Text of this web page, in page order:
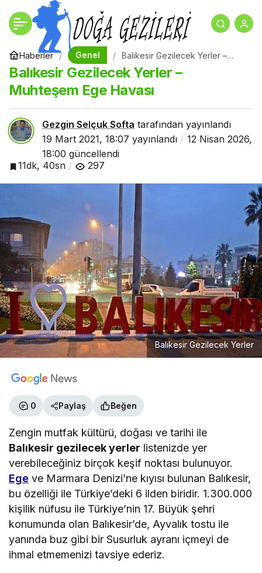
Haberler Genel
Balıkesir Gezilecek Yerler –
Muhteşem Ege Havası
Balıkesir Gezilecek Yerler –
Muhteşem Ege Havası
Gezgin Selçuk Softa tarafından yayınlandı
19 Mart 2021, 18:07 yayınlandı
12 Nisan 2026,
18:00 güncellendi
11dk, 40sn
297
Balıkesir Gezilecek Yerler
0 Paylaş Beğen
Zengin mutfak kültürü, doğası ve tarihi ile
Balıkesir gezilecek yerler listenizde yer
verebileceğiniz birçok keşif noktası bulunuyor.
Ege ve Marmara Denizi’ne kıyısı bulunan Balıkesir,
bu özelliği ile Türkiye’deki 6 ilden biridir. 1.300.000
kişilik nüfusu ile Türkiye’nin 17. Büyük şehri
konumunda olan Balıkesir’de, Ayvalık tostu ile
yanında buz gibi bir Susurluk ayranı içmeyi de
ihmal etmemenizi tavsiye ederiz.
Amasya Gezilecek
Yerler
+ - Paylaş